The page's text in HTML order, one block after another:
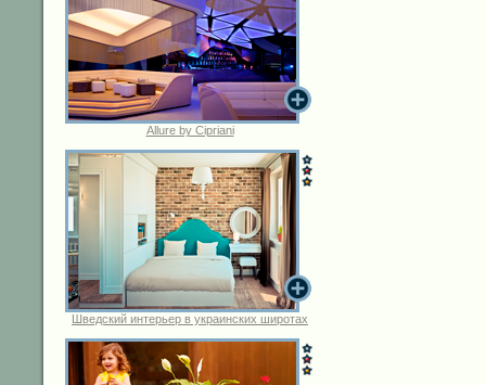
Allure by Cipriani
Шведский интерьер в украинских широтах